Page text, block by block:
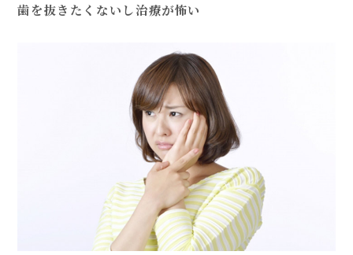
歯を抜きたくないし治療が怖い